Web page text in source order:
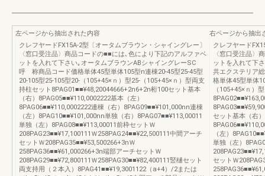
左ページから抽出された内容
クレフヤードFX15A-2型〔オータムブラウン・シャイングレー〕
〈窓口受注品〉商品コードの■■には､色により下記のアルファベ
ットを入れて下さい｡オータムブラウンABシャイングレーSC
呼 称商品コード価格単体45型単体105型n連棟20-45型25-45型
20-105型25-105型20-（105+45×ｎ）型25-（105+45×ｎ）型両支
持柱セット8PAG01■■¥48,20044666+2n6+2n桁100セット基本
（右）8PAG05■■¥110,0002222基本（左）
8PAG06■■¥110,0002222連棟（右）8PAG09■■¥101,000nn連棟
（左）8PAG10■■¥101,000nn単独（右）8PAG07■■¥113,00011
単独（左）8PAG08■■¥113,00011前枠セットＷ
208PAG23■■¥17,100111Ｗ258PAG24■■¥22,500111中間アーチ
セットＷ208PAG35■■¥53,500266+3nＷ
258PAG36■■¥61,000266+3n端部アーチセットＷ
208PAG29■■¥72,800111Ｗ258PAG30■■¥82,400111竪樋セット
両支持用（２本入）8PAG41■■¥19,3001122（a+4）/2または
右ページから抽出
クレフヤード
〈窓口受注品〉
ットを入れて下
共エクステリア
格単体45型単体
（105+45×ｎ）
セット基本（右
（左）
単独（左）
セットＷ